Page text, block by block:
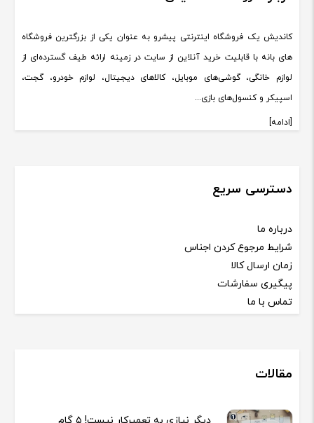
کاندیش یک فروشگاه اینترنتی پیشرو به عنوان یکی از بزرگترین فروشگاه
های بانه با قابلیت خرید آنلاین از سایت در زمینه ارائه طیف گسترده‌ای از
لوازم خانگی، گوشی‌های موبایل، کالاهای دیجیتال، لوازم خودرو، گجت،
اسپیکر و کنسول‌های بازی...
[ادامه]
دسترسی سریع
درباره ما
شرایط مرجوع کردن اجناس
زمان ارسال کالا
پیگیری سفارشات
تماس با ما
مقالات